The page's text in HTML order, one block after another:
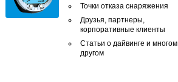
Точки отказа снаряжения
Друзья, партнеры,
корпоративные клиенты
Статьи о дайвинге и многом
другом